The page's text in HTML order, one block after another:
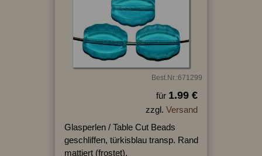
Best.Nr.:671299
für 1.99 €
zzgl. Versand
Glasperlen / Table Cut Beads
geschliffen, türkisblau transp. Rand
mattiert (frostet),